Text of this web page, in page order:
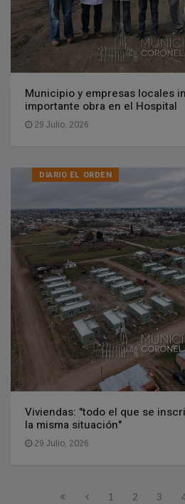
Municipio y empresas locales
importante obra en el Hospital
29 Julio, 2026
DIARIO EL ORDEN
Viviendas: "todo el que se
la misma situación"
29 Julio, 2026
1 2 3